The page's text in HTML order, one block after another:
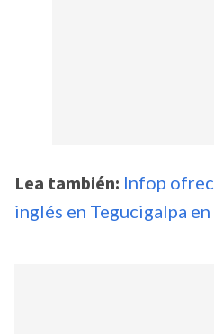
Lea también: Infop
inglés en Tegucigalpa